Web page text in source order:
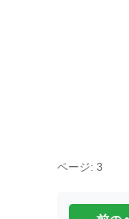
ページ: 3